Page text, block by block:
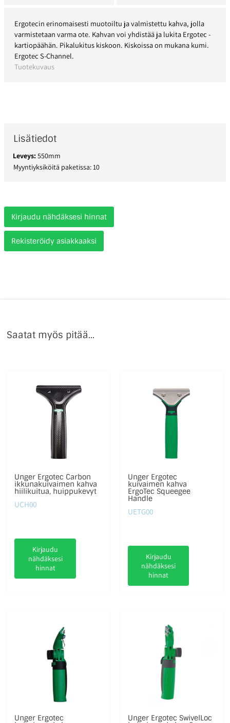
Ergotecin erinomaisesti muotoiltu ja valmistettu kahva, jolla
varmistetaan varma ote. Kahvan voi yhdistää ja lukita Ergotec -
kartiopäähän. Pikalukitus kiskoon. Kiskoissa on mukana kumi.
Ergotec S-Channel.
Tuotekuvaus
Lisätiedot
Leveys:550mm
Myyntiyksiköitä paketissa: 10
Kirjaudu nähdäksesi hinnat
Rekisteröidy asiakkaaksi
Saatat myös pitää...
Unger Ergotec Carbon
ikkunakuivaimen kahva
hiilikuitua, huippukevyt
UCH00
Kirjaudu
nähdäksesi
hinnat
Unger Ergotec
kuivaimen kahva
ErgoTec Squeegee
Handle
UETG00
Kirjaudu
nähdäksesi
hinnat
Unger Ergotec Unger Ergotec SwivelLoc